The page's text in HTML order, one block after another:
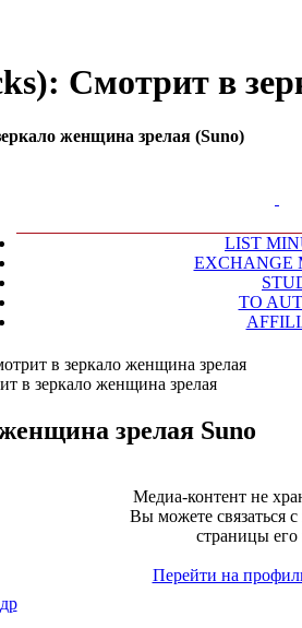
Смотрит в
женщина зрелая (Suno)
LIST
EXCHANGE
TO
в зеркало женщина зрелая
зрелая Suno
Медиа-контент не
Вы можете связаться с
страницы
Перейти на